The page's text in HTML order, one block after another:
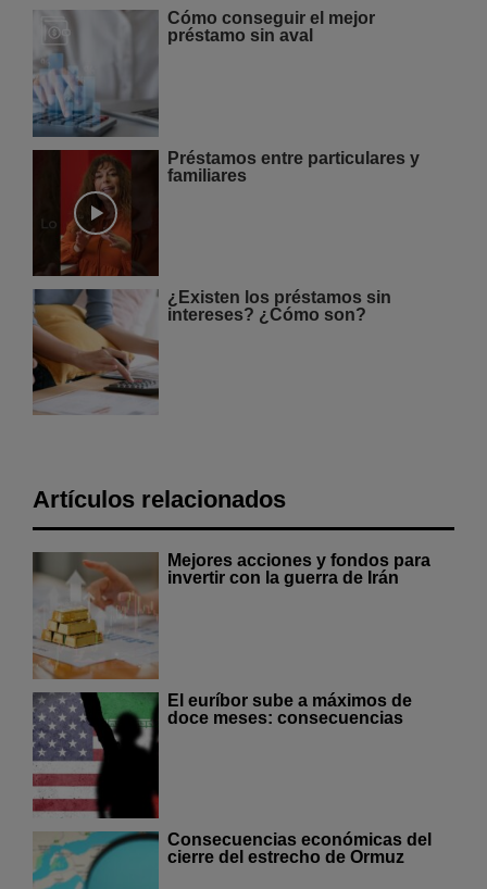
Cómo conseguir el mejor
préstamo sin aval
Préstamos entre particulares y
familiares
¿Existen los préstamos sin
intereses? ¿Cómo son?
Artículos relacionados
Mejores acciones y fondos para
invertir con la guerra de Irán
El euríbor sube a máximos de
doce meses: consecuencias
Consecuencias económicas del
cierre del estrecho de Ormuz